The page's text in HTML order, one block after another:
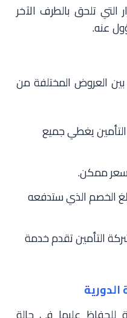
التي تلحق بالطرف الآخر
عنه.
بين العروض المختلفة من
يغطي جميع
ممكن.
الخصم الذي ستدفعه
التأمين تقدم خدمة